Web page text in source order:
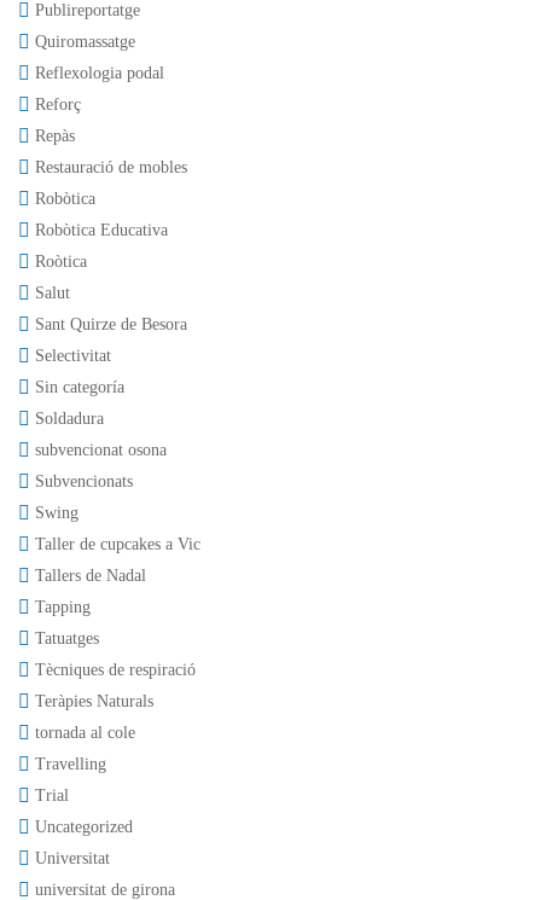
Publireportatge
Quiromassatge
Reflexologia podal
Reforç
Repàs
Restauració de mobles
Robòtica
Robòtica Educativa
Roòtica
Salut
Sant Quirze de Besora
Selectivitat
Sin categoría
Soldadura
subvencionat osona
Subvencionats
Swing
Taller de cupcakes a Vic
Tallers de Nadal
Tapping
Tatuatges
Tècniques de respiració
Teràpies Naturals
tornada al cole
Travelling
Trial
Uncategorized
Universitat
universitat de girona